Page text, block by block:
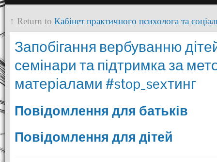
↑ Return to Кабінет практичного психолога та
Запобігання вербуванню
семінари та підтримка за
матеріалами #stop_sexтинг
Повідомлення для батьків
Повідомлення для дітей